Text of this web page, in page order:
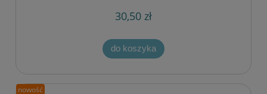
30,50 zł
do koszyka
nowość